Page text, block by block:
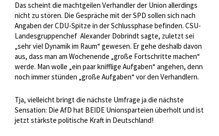
Das scheint die machtgeilen Verhandler der Union allerdings
nicht zu stören. Die Gespräche mit der SPD sollen sich nach
Angaben der CDU-Spitze in der Schlussphase befinden. CSU-
Landesgruppenchef Alexander Dobrindt sagte, zuletzt sei
„sehr viel Dynamik im Raum“ gewesen. Er gehe deshalb davon
aus, dass man am Wochenende „große Fortschritte machen“
werde. Man wolle „ein paar knifflige Aufgaben“ angehen, denn
noch immer stünden „große Aufgaben“ vor den Verhandlern.
Tja, vielleicht bringt die nächste Umfrage ja die nächste
Sensation: Die AfD hat BEIDE Unionsparteien überholt und ist
jetzt stärkste politische Kraft in Deutschland!